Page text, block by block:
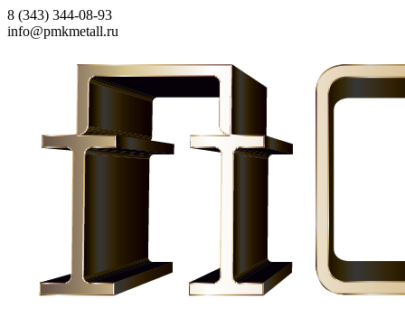
8 (343) 344-08-93
info@pmkmetall.ru